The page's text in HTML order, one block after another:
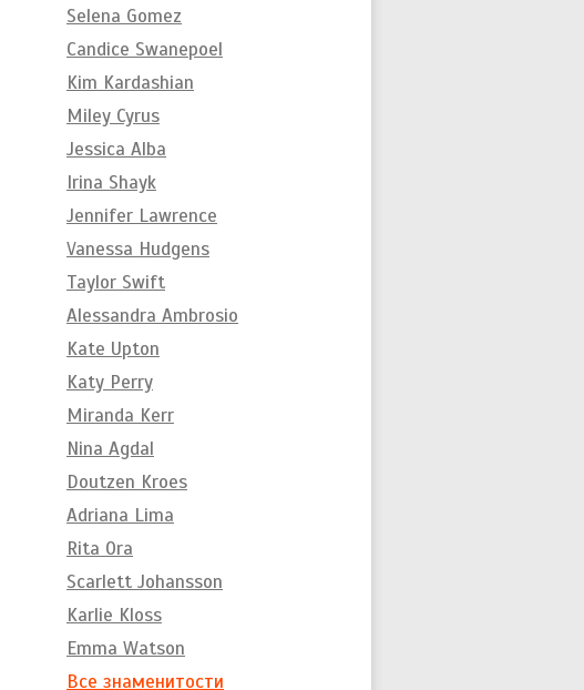
Selena Gomez
Candice Swanepoel
Kim Kardashian
Miley Cyrus
Jessica Alba
Irina Shayk
Jennifer Lawrence
Vanessa Hudgens
Taylor Swift
Alessandra Ambrosio
Kate Upton
Katy Perry
Miranda Kerr
Nina Agdal
Doutzen Kroes
Adriana Lima
Rita Ora
Scarlett Johansson
Karlie Kloss
Emma Watson
Все знаменитости